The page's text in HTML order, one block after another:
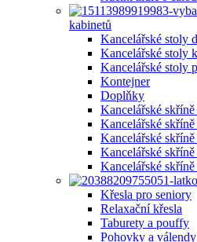
kabinetů
Kancelářské stoly
Kancelářské stoly
Kancelářské stoly
Kontejner
Doplňky
Kancelářské
Kancelářské
Kancelářské
Kancelářské
Kancelářské
Křesla pro seniory
Relaxační křesla
Taburety a pouffy
Pohovky a válendy